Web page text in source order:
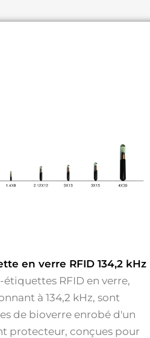
en verre RFID 134,2 kHz
étiquettes RFID en verre,
à 134,2 kHz, sont
de bioverre enrobé d'un
protecteur, conçues pour